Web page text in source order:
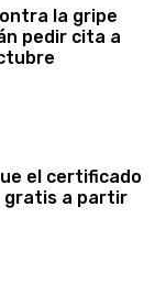
la gripe
pedir cita a
el certificado
gratis a partir